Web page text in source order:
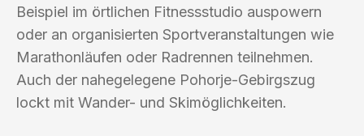
Beispiel im örtlichen Fitnessstudio auspowern
oder an organisierten Sportveranstaltungen wie
Marathonläufen oder Radrennen teilnehmen.
Auch der nahegelegene Pohorje-Gebirgszug
lockt mit Wander- und Skimöglichkeiten.